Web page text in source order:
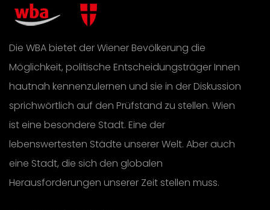
Die WBA bietet der Wiener Bevölkerung die
Möglichkeit, politische Entscheidungsträger Innen
hautnah kennenzulernen und sie in der Diskussion
sprichwörtlich auf den Prüfstand zu stellen. Wien
ist eine besondere Stadt. Eine der
lebenswertesten Städte unserer Welt. Aber auch
eine Stadt, die sich den globalen
Herausforderungen unserer Zeit stellen muss.